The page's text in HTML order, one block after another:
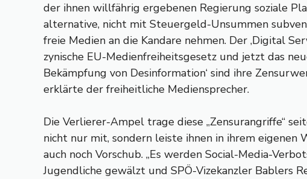
der ihnen willfährig ergebenen Regierung soziale
alternative, nicht mit Steuergeld-Unsummen
freie Medien an die Kandare nehmen. Der ‚Digital
zynische EU-Medienfreiheitsgesetz und jetzt das
Bekämpfung von Desinformation‘ sind ihre
erklärte der freiheitliche Mediensprecher.
Die Verlierer-Ampel trage diese „Zensurangriffe“
nicht nur mit, sondern leiste ihnen in ihrem eigenen
auch noch Vorschub. „Es werden Social-Media-
Jugendliche gewälzt und SPÖ-Vizekanzler Bablers